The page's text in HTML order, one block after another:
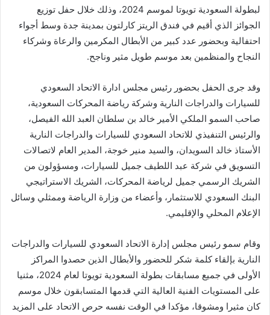
لبطولة السعودية تويوتا لموسم 2024، وذلك خلال حفل توزيع
الجوائز الذي أقيم في فندق الريتز كارلتون بمدينة جدة وسط أجواء
احتفالية وبحضور عدد كبير من الأبطال المكرمين والرعاة وشركاء
النجاح والمنظمين بعد موسم طويل مثير وناجح.
وقد جرى الحفل بحضور رئيس مجلس ادارة الاتحاد السعودي
للسيارات والدراجات النارية وشركة رياضة المحركات السعودية،
صاحب السمو الملكي الأمير خالد بن سلطان العبد الله الفيصل،
والرئيس التنفيذي للاتحاد السعودي للسيارات والدراجات النارية
الأستاذ خالد السويدان، والسيد منير خوجة، المدير العام لاتصالات
التسويق في شركة عبد اللطيف جميل للسيارات، ومسؤولون من
الشريك الرسمي جميل لرياضة المحركات، الشريك الاستراتيجي
البنك السعودي للاستثمار، وأعضاء من وزارة الرياضة وممثلي وسائل
الإعلام المحلي والإقليمي.
وقام سمو رئيس مجلس إدارة الاتحاد السعودي للسيارات والدراجات
النارية بإلقاء كلمة شكر للحضور والأبطال الذين حصدوا المراكز
الأولى في جميع مسابقات بطولة السعودية تويوتا لعام 2024، مثنيا
على المستويات الفنية العالية التي قدمها المتسابقون خلال موسم
كان مثيرا ومشوقا، مؤكدا في الوقت نفسه حرص الاتحاد على المزيد